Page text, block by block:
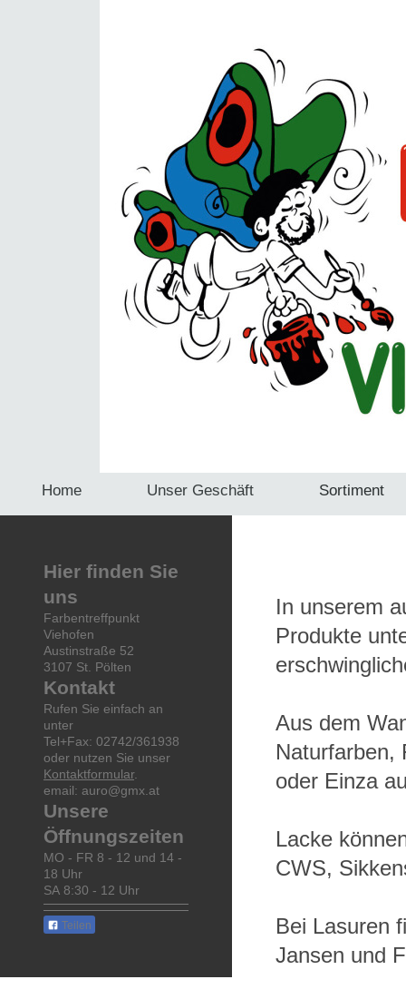
Home Unser Geschäft Sortiment
In unserem
Produkte
Aus dem
Naturfarben,
oder Einza
Lacke
CWS,
Bei Lasuren
Jansen und
Hier finden Sie
uns
Farbentreffpunkt
Viehofen
Austinstraße 52
3107 St. Pölten
Kontakt
Rufen Sie einfach an
unter
Tel+Fax: 02742/361938
oder nutzen Sie unser
Kontaktformular.
email: auro@gmx.at
Unsere
Öffnungszeiten
MO - FR 8 - 12 und 14 -
18 Uhr
SA 8:30 - 12 Uhr
Teilen